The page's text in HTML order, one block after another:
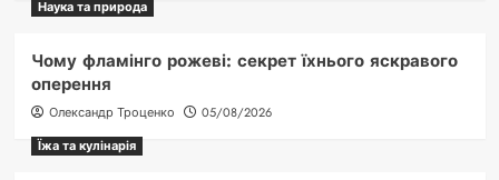
Наука та природа
Чому фламінго рожеві: секрет їхнього яскравого
оперення
Олександр Троценко
05/08/2026
Їжа та кулінарія